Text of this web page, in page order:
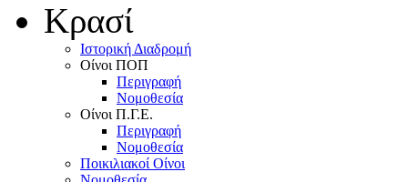
Κρασί
Iστορική Διαδρομή
Oίνοι ΠOΠ
Περιγραφή
Nομοθεσία
Oίνοι Π.Γ.E.
Περιγραφή
Νομοθεσία
Ποικιλιακοί Oίνοι